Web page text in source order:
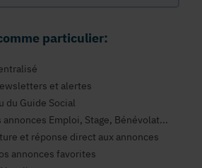
particulier:
et alertes
du Guide Social
Emploi, Stage, Bénévolat...
et réponse direct aux annonces
annonces favorites